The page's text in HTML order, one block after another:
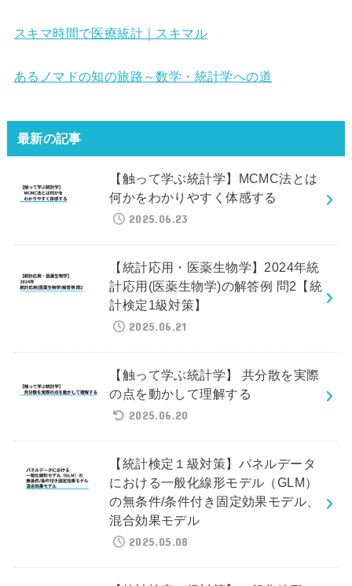
スキマ時間で医療統計｜スキマル
あるノマドの知の旅路～数学・統計学への道
最新の記事
【触って学ぶ統計学】MCMC法とは
何かをわかりやすく体感する
2025.06.23
【統計応用・医薬生物学】2024年統
計応用(医薬生物学)の解答例 問2【統
計検定1級対策】
2025.06.21
【触って学ぶ統計学】 共分散を実際
の点を動かして理解する
2025.06.20
【統計検定１級対策】パネルデータ
における一般化線形モデル（GLM）
の無条件/条件付き固定効果モデル、
混合効果モデル
2025.05.08